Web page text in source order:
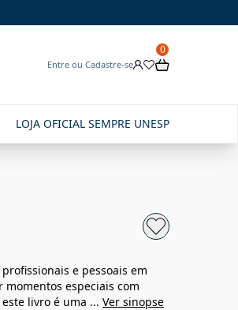
Entre ou Cadastre-se
0
LOJA OFICIAL SEMPRE UNESP
e pessoais em
especiais com
livro é uma ... Ver sinopse